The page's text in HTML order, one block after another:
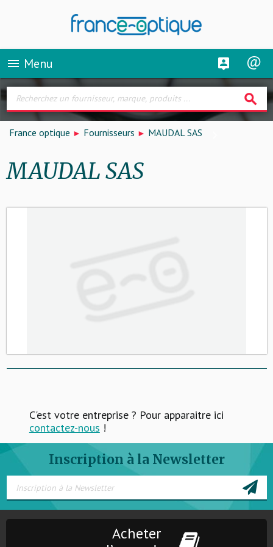
menu Menu
search
France optique Fournisseurs MAUDAL SAS
MAUDAL SAS
C'est votre entreprise ? Pour apparaitre ici
contactez-nous !
Inscription à la Newsletter
Acheter